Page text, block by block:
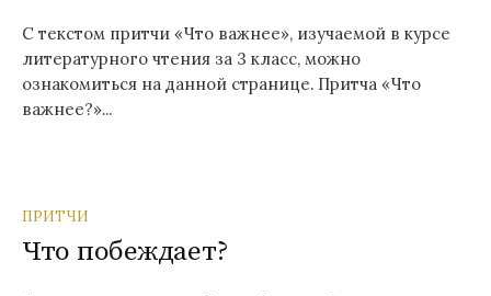
С текстом притчи «Что важнее», изучаемой в курсе
литературного чтения за 3 класс, можно
ознакомиться на данной странице. Притча «Что
важнее?»...
ПРИТЧИ
Что побеждает?